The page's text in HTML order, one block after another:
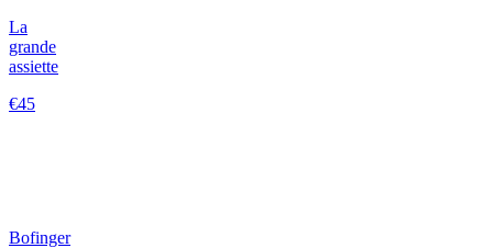
La
grande
assiette
€45
Bofinger